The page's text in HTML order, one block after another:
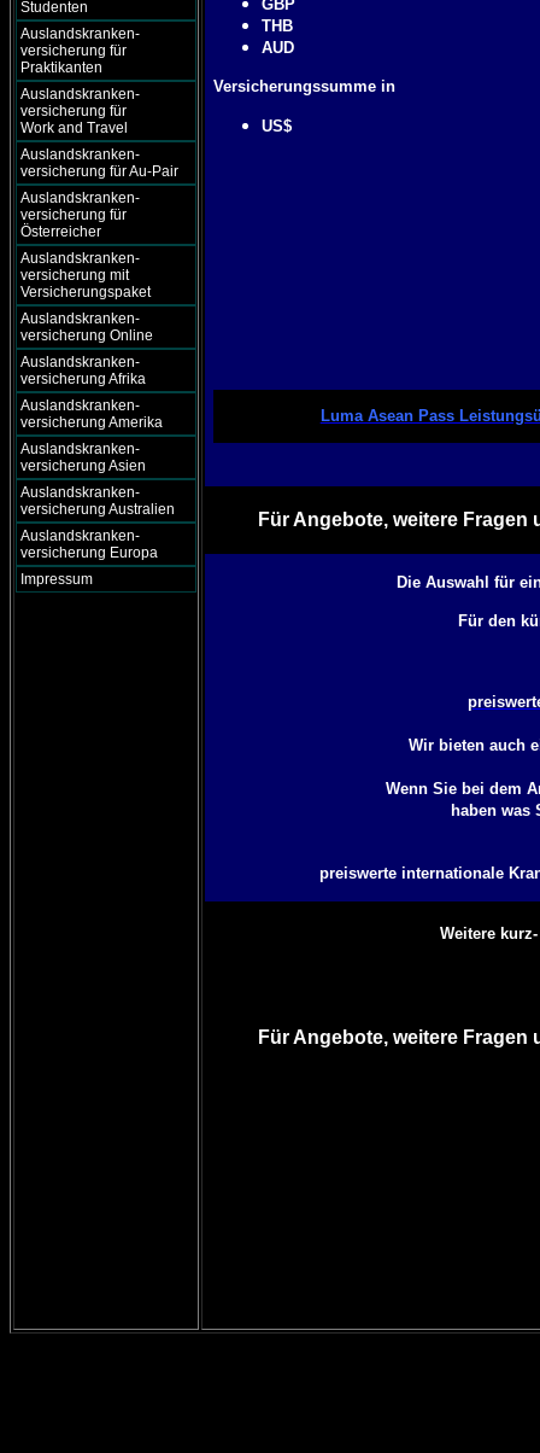
Studenten
Auslandskranken-
versicherung für
Praktikanten
Auslandskranken-
versicherung für
Work and Travel
Auslandskranken-
versicherung für Au-Pair
Auslandskranken-
versicherung für
Österreicher
Auslandskranken-
versicherung mit
Versicherungspaket
Auslandskranken-
versicherung Online
Auslandskranken-
versicherung Afrika
Auslandskranken-
versicherung Amerika
Auslandskranken-
versicherung Asien
Auslandskranken-
versicherung Australien
Auslandskranken-
versicherung Europa
Impressum
GBP
THB
AUD
Versicherungssumme in
US$
Luma Asean Pass
Für Angebote, weitere
Die Auswahl für
Für den
Wir bieten auch
Wenn Sie bei dem
haben was
preiswerte internationale
Weitere
Für Angebote, weitere